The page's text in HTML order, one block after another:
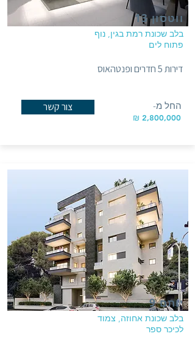
ווטסון 13
בלב שכונת רמת בגין, נוף
פתוח לים
דירות 5 חדרים ופנטהאוס
צור קשר החל מ-
2,800,000 ₪
יותם 9
בלב שכונת אחוזה, צמוד
לכיכר ספר